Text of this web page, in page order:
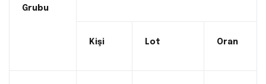
Grubu
Kişi Lot Oran